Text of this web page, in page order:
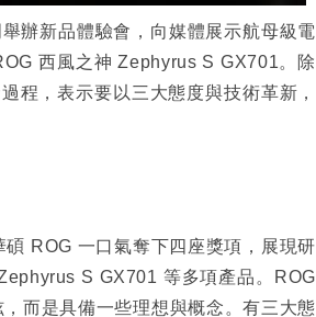
辦新品體驗會，向媒體展示航母級電
西風之神 Zephyrus S GX701。除
程，表示要以三大態度與技術革新，
ROG 一口氣奪下四座獎項，展現研
S GX701 等多項產品。ROG
而是具備一些理想與概念。有三大態